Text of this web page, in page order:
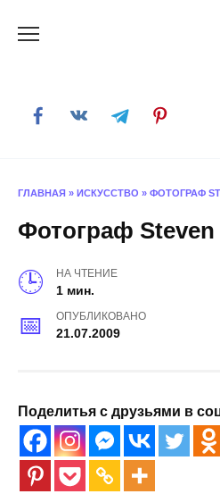
ГЛАВНАЯ » ИСКУССТВО » ФОТОГРАФ
Фотограф Steven
НА ЧТЕНИЕ
1 мин.
ОПУБЛИКОВАНО
21.07.2009
Поделитья с друзьями в